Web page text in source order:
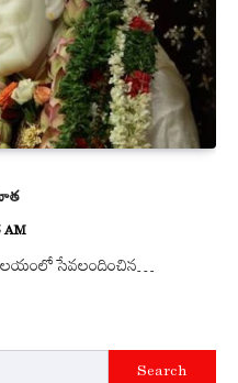
AM
సేవలందించిన…
Search